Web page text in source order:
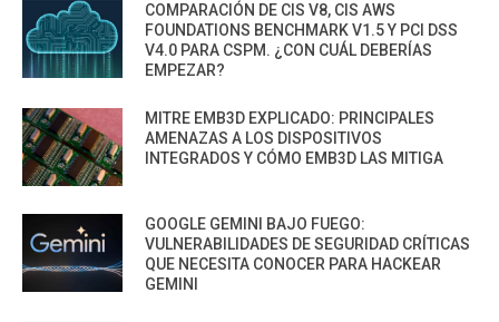
COMPARACIÓN DE CIS V8, CIS AWS
FOUNDATIONS BENCHMARK V1.5 Y PCI DSS
V4.0 PARA CSPM. ¿CON CUÁL DEBERÍAS
EMPEZAR?
MITRE EMB3D EXPLICADO: PRINCIPALES
AMENAZAS A LOS DISPOSITIVOS
INTEGRADOS Y CÓMO EMB3D LAS MITIGA
GOOGLE GEMINI BAJO FUEGO:
VULNERABILIDADES DE SEGURIDAD CRÍTICAS
QUE NECESITA CONOCER PARA HACKEAR
GEMINI